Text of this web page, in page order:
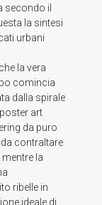
secondo il
la sintesi
urbani
la vera
comincia
dalla spirale
art
da puro
contraltare
la
ribelle in
ideale di